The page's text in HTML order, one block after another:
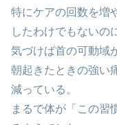
特にケアの回数を増
したわけでもないの
気づけば首の可動域
朝起きたときの強い
減っている。
まるで体が「この習